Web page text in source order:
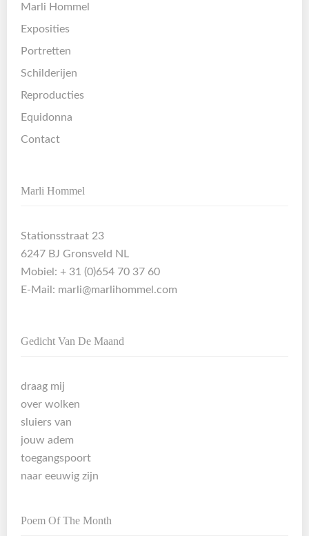
Marli Hommel
Exposities
Portretten
Schilderijen
Reproducties
Equidonna
Contact
Marli Hommel
Stationsstraat 23
6247 BJ Gronsveld NL
Mobiel: + 31 (0)654 70 37 60
E-Mail: marli@marlihommel.com
Gedicht Van De Maand
draag mij
over wolken
sluiers van
jouw adem
toegangspoort
naar eeuwig zijn
Poem Of The Month